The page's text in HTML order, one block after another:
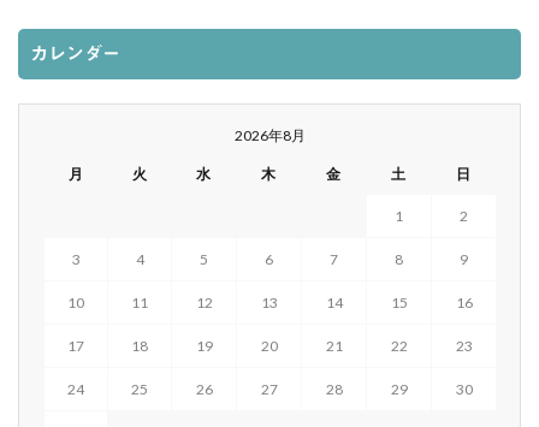
カレンダー
2026年8月
月 火 水 木 金 土 日
1 2
3 4 5 6 7 8 9
10 11 12 13 14 15 16
17 18 19 20 21 22 23
24 25 26 27 28 29 30